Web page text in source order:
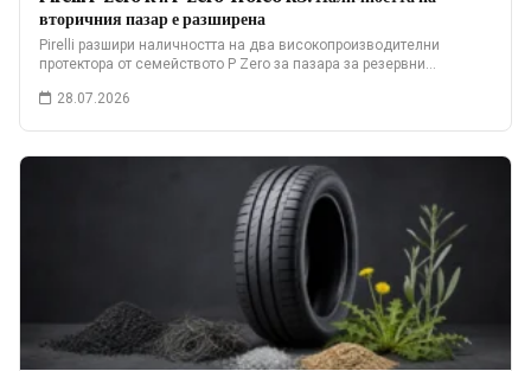
вторичния пазар е разширена
Pirelli разшири наличността на два високопроизводителни
протектора от семейството P Zero за пазара за резервни…
28.07.2026